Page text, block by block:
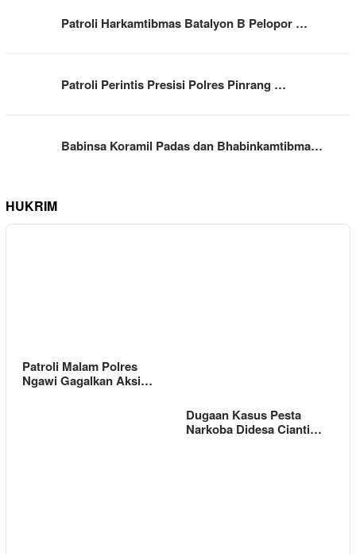
Patroli Harkamtibmas Batalyon B Pelopor …
Patroli Perintis Presisi Polres Pinrang …
Babinsa Koramil Padas dan Bhabinkamtibma…
HUKRIM
Patroli Malam Polres
Ngawi Gagalkan Aksi…
Dugaan Kasus Pesta
Narkoba Didesa Cianti…